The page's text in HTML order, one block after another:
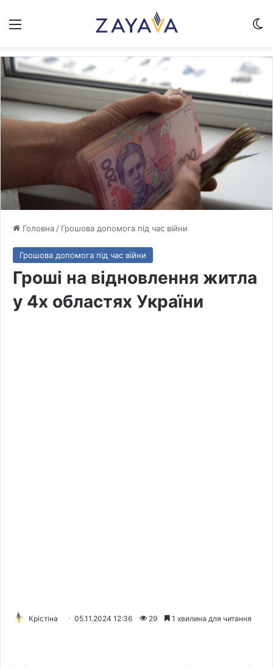
Меню
Головна / Грошова допомога під час війни
Грошова допомога під час війни
Гроші на відновлення житла
у 4х областях України
Крістіна 05.11.2024 12:36 29 1 хвилина для читання